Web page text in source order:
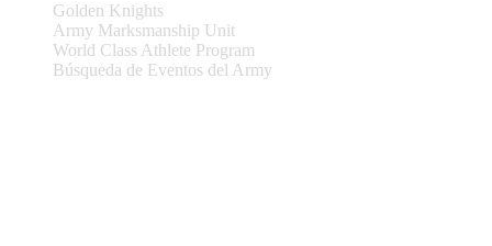
Golden Knights
Army Marksmanship Unit
World Class Athlete Program
Búsqueda de Eventos del Army